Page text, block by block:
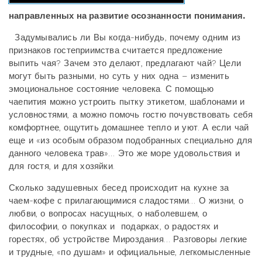
направленных на развитие осознанности понимания.
Задумывались ли Вы когда-нибудь, почему одним из
признаков гостеприимства считается предложение
выпить чая? Зачем это делают, предлагают чай? Цели
могут быть разными, но суть у них одна – изменить
эмоциональное состояние человека. С помощью
чаепития можно устроить пытку этикетом, шаблонами и
условностями, а можно помочь гостю почувствовать себя
комфортнее, ощутить домашнее тепло и уют. А если чай
еще и «из особым образом подобранных специально для
данного человека трав»… Это же море удовольствия и
для гостя, и для хозяйки.
Сколько задушевных бесед происходит на кухне за
чаем-кофе с прилагающимися сладостями… О жизни, о
любви, о вопросах насущных, о наболевшем, о
философии, о покупках и подарках, о радостях и
горестях, об устройстве Мироздания… Разговоры легкие
и трудные, «по душам» и официальные, легкомысленные